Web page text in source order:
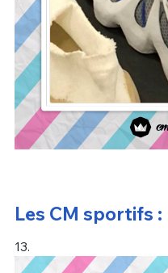
Les CM sportifs :
13.